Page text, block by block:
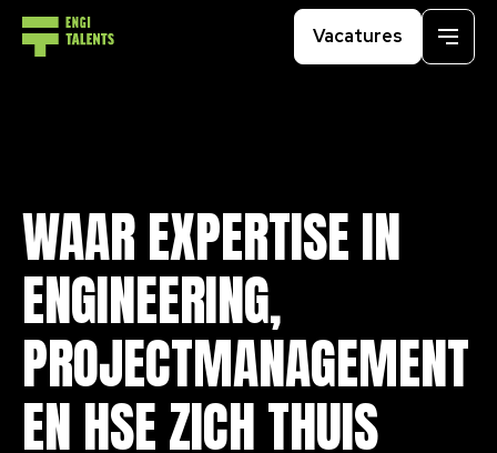
Vacatures
Menu
WAAREXPERTISEIN
ENGINEERING,
PROJECTMANAGEMENT
ENHSEZICHTHUIS